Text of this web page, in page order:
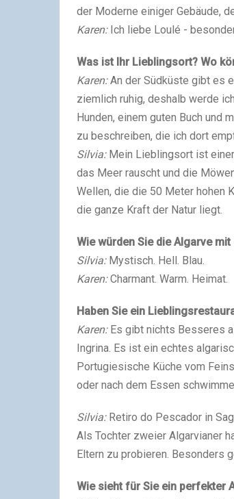
der Moder­ne eini­ger Gebäu­de,
Karen: Ich lie­be Lou­lé -
Was ist Ihr Lieb­lings­ort? Wo
Karen:An der Süd­küs­te gibt es
ziem­lich ruhig, des­halb wer­de
Hun­den, einem guten Buch und
zu beschrei­ben, die ich dort
Sil­via: Mein Lieb­lings­ort ist
das Meer rauscht und die
Wel­len, die die 50 Meter hohen
die gan­ze Kraft der Natur liegt.
Wie wür­den Sie die Algar­ve
Sil­via: Mys­tisch. Hell. Blau.
Karen:Char­mant. Warm. Hei­mat.
Haben Sie ein
Karen: Es gibt nichts Bes­se­res
Ingri­na. Es ist ein ech­tes
Por­tu­gie­si­sche Küche vom
oder nach dem Essen
Sil­via: Reti­ro do Pes­ca­dor in
Als Toch­ter zwei­er Algar­via­ner
Eltern zu pro­bie­ren. Beson­ders
Wie sieht für Sie ein per­fek­ter